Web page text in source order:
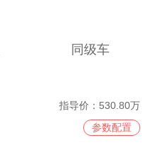
同级车
指导价： 530.80万
参数配置